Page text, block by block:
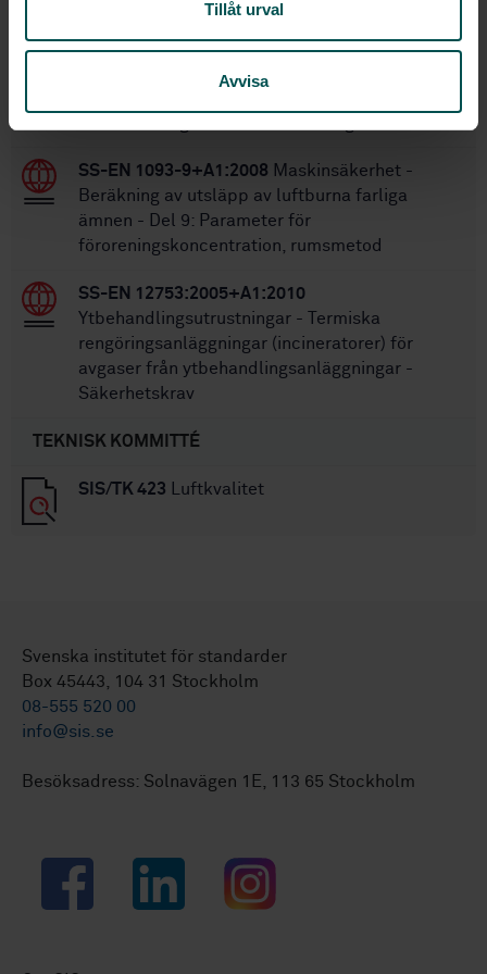
Tillåt urval
Avvisa
SS-EN 1093-8+A1:2008Maskinsäkerhet -
Beräkning av utsläpp av luftburna farliga
SS-EN 1093-9+A1:2008 Maskinsäkerhet -
Beräkning av utsläpp av luftburna farliga
ämnen - Del 9: Parameter för
föroreningskoncentration, rumsmetod
SS-EN 12753:2005+A1:2010
Ytbehandlingsutrustningar - Termiska
rengöringsanläggningar (incineratorer) för
avgaser från ytbehandlingsanläggningar -
Säkerhetskrav
TEKNISK KOMMITTÉ
SIS/TK 423 Luftkvalitet
Svenska institutet för standarder
Box 45443, 104 31 Stockholm
08-555 520 00
info@sis.se
Besöksadress: Solnavägen 1E, 113 65 Stockholm
Facebook LinkedIn Instagram